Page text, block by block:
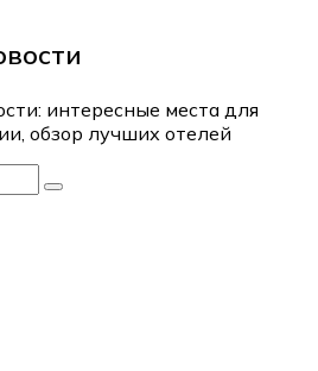
интересные места для
обзор лучших отелей